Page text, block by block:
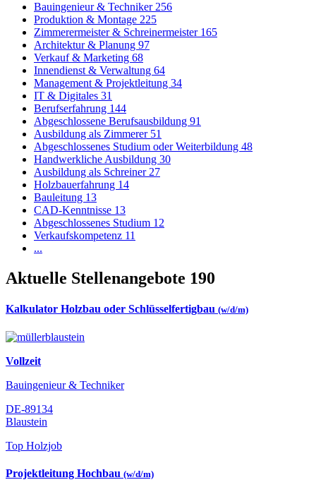
Bauingenieur & Techniker 256
Produktion & Montage 225
Zimmerermeister & Schreinermeister 165
Architektur & Planung 97
Verkauf & Marketing 68
Innendienst & Verwaltung 64
Management & Projektleitung 34
IT & Digitales 31
Berufserfahrung 144
Abgeschlossene Berufsausbildung 91
Ausbildung als Zimmerer 51
Abgeschlossenes Studium oder Weiterbildung 48
Handwerkliche Ausbildung 30
Ausbildung als Schreiner 27
Holzbauerfahrung 14
Bauleitung 13
CAD-Kenntnisse 13
Abgeschlossenes Studium 12
Verkaufskompetenz 11
...
Aktuelle Stellenangebote 190
Kalkulator Holzbau oder Schlüsselfertigbau (w/d/m)
Vollzeit
Bauingenieur & Techniker
DE-89134
Blaustein
Top Holzjob
Projektleitung Hochbau (w/d/m)